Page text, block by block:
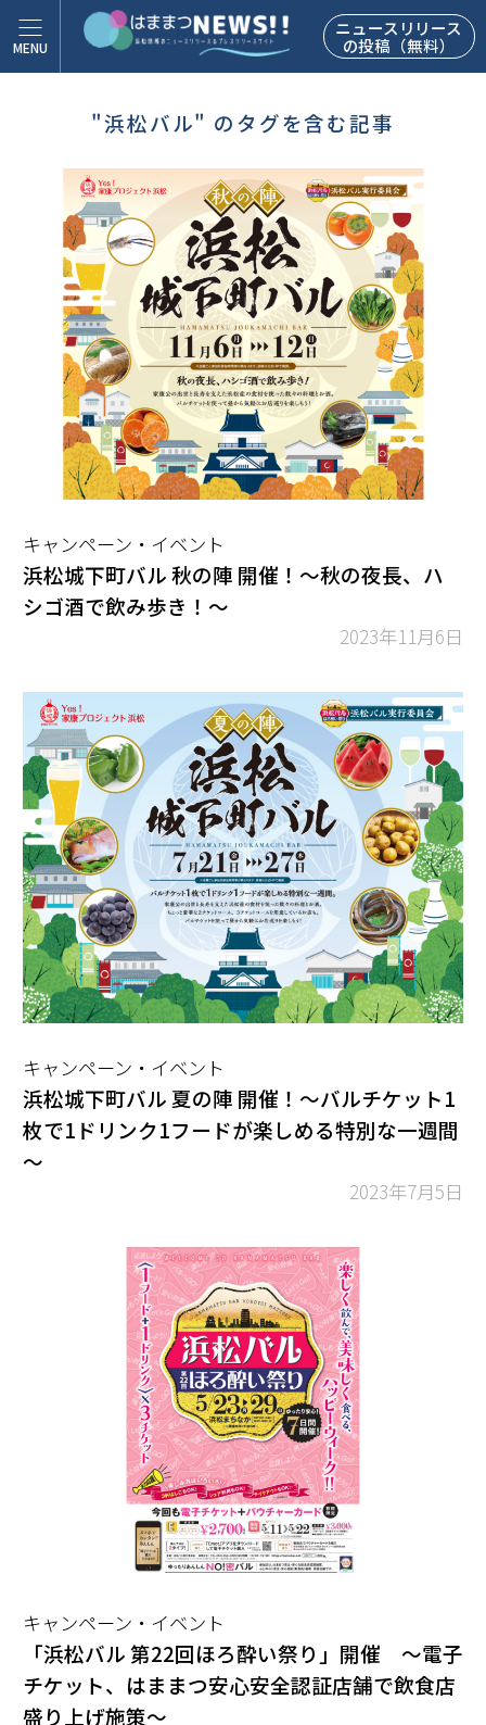
ニュースリリース
の投稿（無料）
"浜松バル" のタグを含む記事
キャンペーン・イベント
浜松城下町バル 秋の陣 開催！～秋の夜長、ハ
シゴ酒で飲み歩き！～
2023年11月6日
キャンペーン・イベント
浜松城下町バル 夏の陣 開催！～バルチケット1
枚で1ドリンク1フードが楽しめる特別な一週間
～
2023年7月5日
キャンペーン・イベント
「浜松バル 第22回ほろ酔い祭り」開催 ～電子
チケット、はままつ安心安全認証店舗で飲食店
盛り上げ施策～